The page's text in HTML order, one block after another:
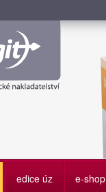
edice úz e-shop